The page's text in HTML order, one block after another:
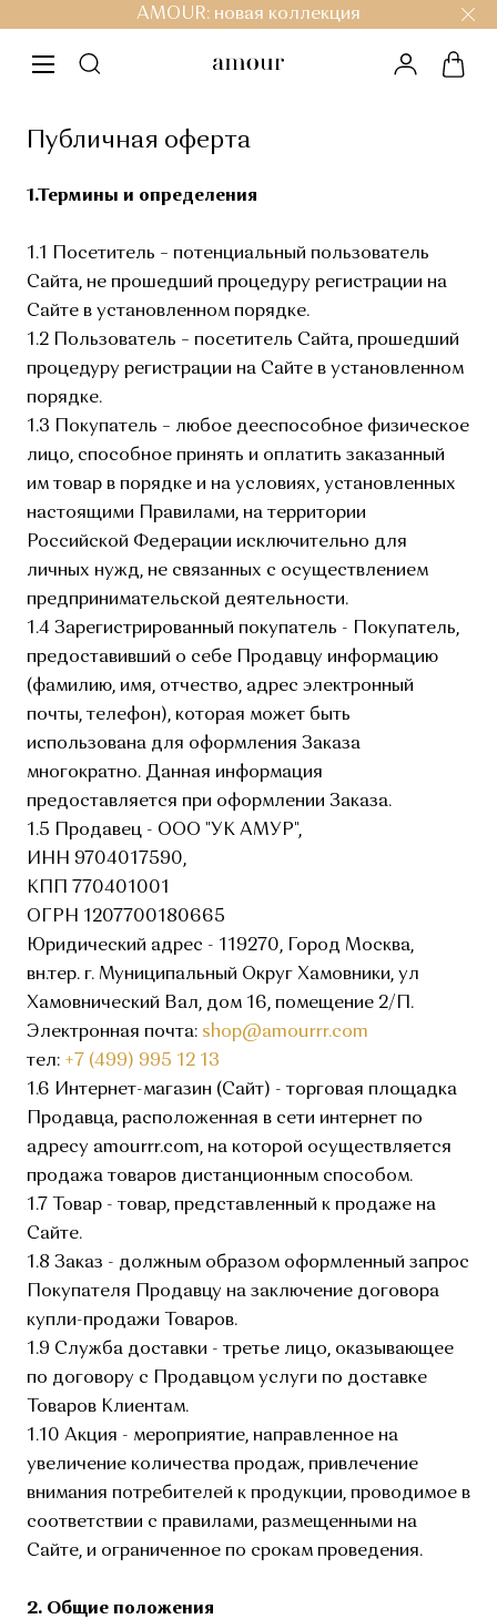
AMOUR: новая коллекция
меню личный
Публичная оферта
1.Термины и определения
1.1 Посетитель – потенциальный пользователь
Сайта, не прошедший процедуру регистрации на
Сайте в установленном порядке.
1.2 Пользователь – посетитель Сайта, прошедший
процедуру регистрации на Сайте в установленном
порядке.
1.3 Покупатель – любое дееспособное физическое
лицо, способное принять и оплатить заказанный
им товар в порядке и на условиях, установленных
настоящими Правилами, на территории
Российской Федерации исключительно для
личных нужд, не связанных с осуществлением
предпринимательской деятельности.
1.4 Зарегистрированный покупатель - Покупатель,
предоставивший о себе Продавцу информацию
(фамилию, имя, отчество, адрес электронный
почты, телефон), которая может быть
использована для оформления Заказа
многократно. Данная информация
предоставляется при оформлении Заказа.
1.5 Продавец - ООО "УК АМУР",
ИНН 9704017590,
КПП 770401001
ОГРН 1207700180665
Юридический адрес - 119270, Город Москва,
вн.тер. г. Муниципальный Округ Хамовники, ул
Хамовнический Вал, дом 16, помещение 2/П.
Электронная почта: shop@amourrr.com
тел: +7 (499) 995 12 13
1.6 Интернет-магазин (Сайт) - торговая площадка
Продавца, расположенная в сети интернет по
адресу amourrr.com, на которой осуществляется
продажа товаров дистанционным способом.
1.7 Товар - товар, представленный к продаже на
Сайте.
1.8 Заказ - должным образом оформленный запрос
Покупателя Продавцу на заключение договора
купли-продажи Товаров.
1.9 Служба доставки - третье лицо, оказывающее
по договору с Продавцом услуги по доставке
Товаров Клиентам.
1.10 Акция - мероприятие, направленное на
увеличение количества продаж, привлечение
внимания потребителей к продукции, проводимое в
соответствии с правилами, размещенными на
Сайте, и ограниченное по срокам проведения.
2. Общие положения